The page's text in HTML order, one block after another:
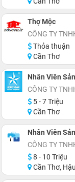
Thợ Mộc
CÔNG TY
Thỏa thuận
Cần Thơ
Nhân Viên
5 - 7 Triệu
Cần Thơ
Nhân Viên
CÔNG TY
8 - 10 Triệu
Cần Thơ,